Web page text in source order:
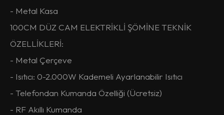
- Metal Kasa
100CM DÜZ CAM ELEKTRİKLİ ŞÖMİNE TEKNİK
ÖZELLİKLERİ:
- Metal Çerçeve
- Isıtıcı: 0-2.000W Kademeli Ayarlanabilir Isıtıcı
- Telefondan Kumanda Özelliği (Ücretsiz)
- RF Akıllı Kumanda